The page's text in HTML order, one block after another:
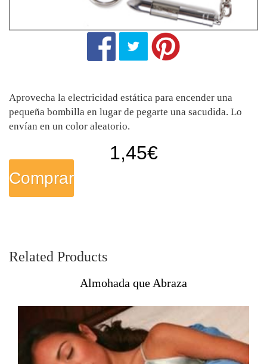
Aprovecha la electricidad estática para encender una
pequeña bombilla en lugar de pegarte una sacudida. Lo
envían en un color aleatorio.
1,45€
Comprar
Related Products
Almohada que Abraza